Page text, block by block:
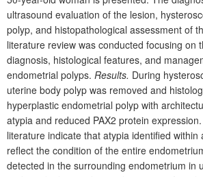
ultrasound evaluation of the lesion,
polyp, and histopathological assessment of
literature review was conducted focusing on
diagnosis, histological features, and
endometrial polyps. Results. During
uterine body polyp was removed and
hyperplastic endometrial polyp with
atypia and reduced PAX2 protein
literature indicate that atypia identified
reflect the condition of the entire
detected in the surrounding endometrium in